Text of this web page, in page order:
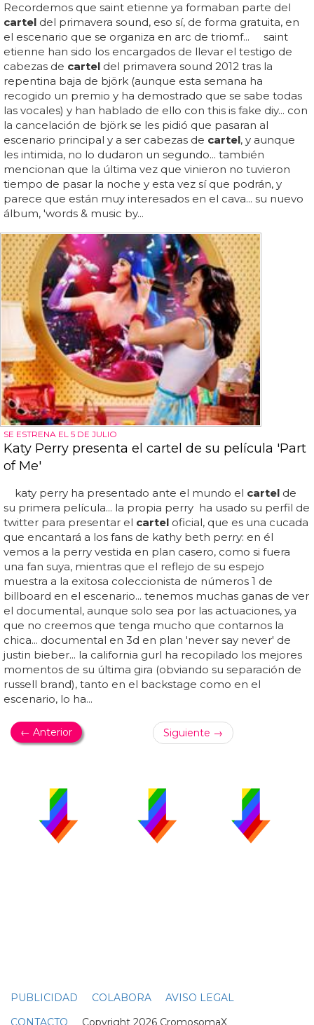
Recordemos que saint etienne ya formaban parte del
cartel del primavera sound, eso sí, de forma gratuita, en
el escenario que se organiza en arc de triomf... saint
etienne han sido los encargados de llevar el testigo de
cabezas de cartel del primavera sound 2012 tras la
repentina baja de björk (aunque esta semana ha
recogido un premio y ha demostrado que se sabe todas
las vocales) y han hablado de ello con this is fake diy... con
la cancelación de björk se les pidió que pasaran al
escenario principal y a ser cabezas de cartel, y aunque
les intimida, no lo dudaron un segundo... también
mencionan que la última vez que vinieron no tuvieron
tiempo de pasar la noche y esta vez sí que podrán, y
parece que están muy interesados en el cava... su nuevo
álbum, 'words & music by...
SE ESTRENA EL 5 DE JULIO
Katy Perry presenta el cartel de su película 'Part
of Me'
katy perry ha presentado ante el mundo el cartel de
su primera película... la propia perry ha usado su perfil de
twitter para presentar el cartel oficial, que es una cucada
que encantará a los fans de kathy beth perry: en él
vemos a la perry vestida en plan casero, como si fuera
una fan suya, mientras que el reflejo de su espejo
muestra a la exitosa coleccionista de números 1 de
billboard en el escenario... tenemos muchas ganas de ver
el documental, aunque solo sea por las actuaciones, ya
que no creemos que tenga mucho que contarnos la
chica... documental en 3d en plan 'never say never' de
justin bieber... la california gurl ha recopilado los mejores
momentos de su última gira (obviando su separación de
russell brand), tanto en el backstage como en el
escenario, lo ha...
← Anterior Siguiente →
PUBLICIDAD COLABORA
AVISO LEGAL
CONTACTO Copyright 2026 CromosomaX